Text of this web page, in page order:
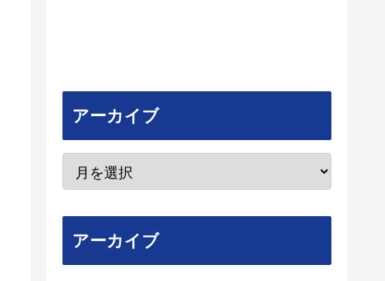
アーカイブ
アーカイブ